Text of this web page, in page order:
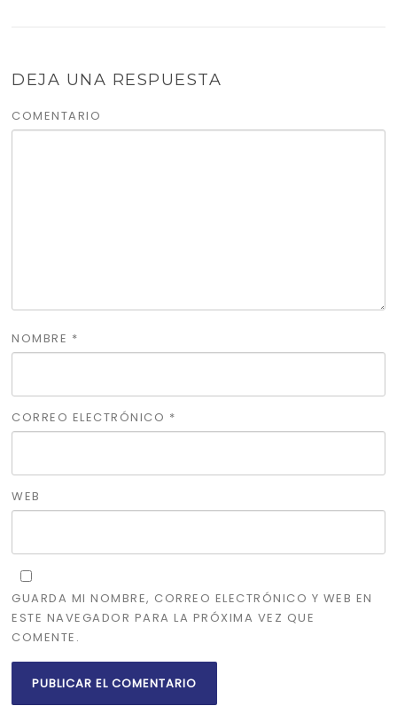
DEJA UNA RESPUESTA
COMENTARIO
NOMBRE *
CORREO ELECTRÓNICO *
WEB
GUARDA MI NOMBRE, CORREO ELECTRÓNICO Y WEB EN
ESTE NAVEGADOR PARA LA PRÓXIMA VEZ QUE
COMENTE.